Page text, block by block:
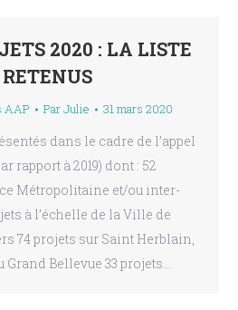
2020 : LA LISTE
AAP ParJulie 31 mars 2020
dans le cadre de l’appel
rapport à 2019) dont : 52
Métropolitaine et/ou inter-
à l’échelle de la Ville de
74 projets sur Saint Herblain,
Grand Bellevue 33 projets…